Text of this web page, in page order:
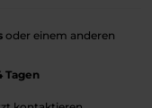
oder einem anderen
Tagen